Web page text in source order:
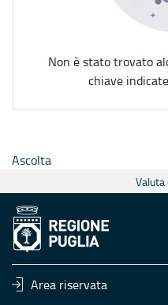
Non è stato trovato
chiave
Ascolta
Area riservata